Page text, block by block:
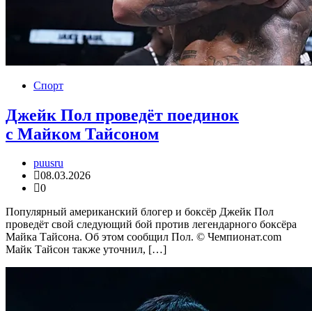
Спорт
Джейк Пол проведёт поединок
с Майком Тайсоном
puusru
08.03.2026
0
Популярный американский блогер и боксёр Джейк Пол
проведёт свой следующий бой против легендарного боксёра
Майка Тайсона. Об этом сообщил Пол. © Чемпионат.com
Майк Тайсон также уточнил, […]